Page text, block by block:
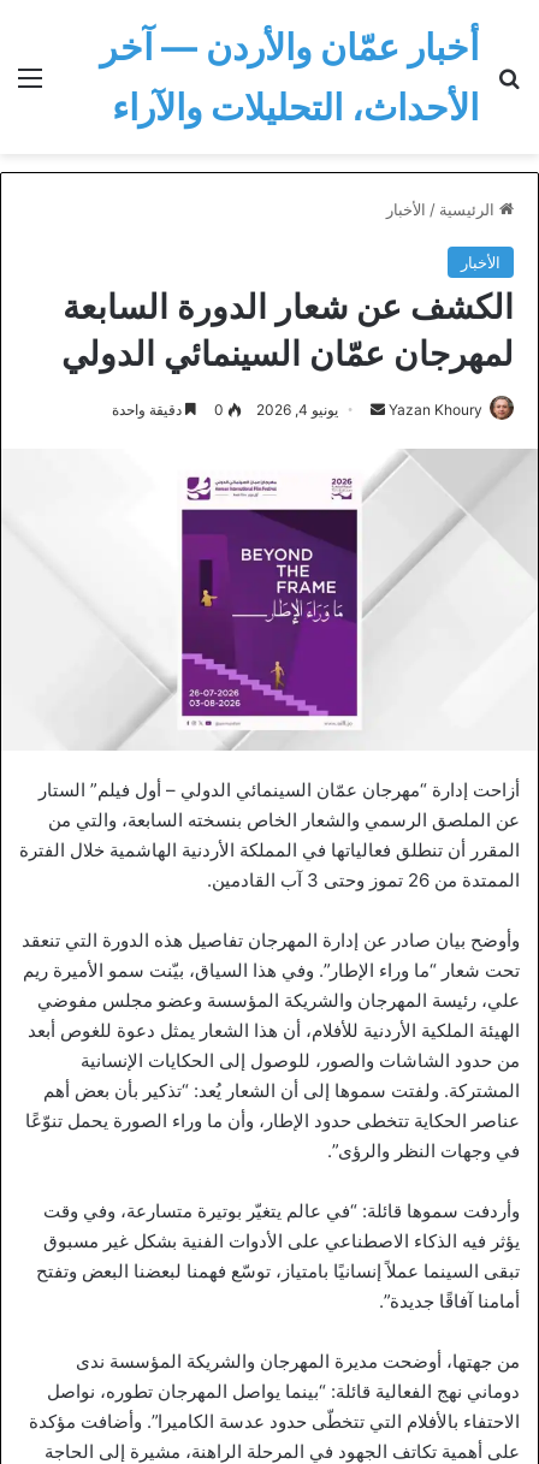
أخبار عمّان والأردن — آخر
الأحداث، التحليلات والآراء
الرئيسية / الأخبار
الأخبار
الكشف عن شعار الدورة السابعة
لمهرجان عمّان السينمائي الدولي
Yazan Khoury
أرسل يونيو 4, 2026 0 دقيقة واحدة
أزاحت إدارة “مهرجان عمّان السينمائي الدولي – أول فيلم” الستار
عن الملصق الرسمي والشعار الخاص بنسخته السابعة، والتي من
المقرر أن تنطلق فعالياتها في المملكة الأردنية الهاشمية خلال الفترة
الممتدة من 26 تموز وحتى 3 آب القادمين.
وأوضح بيان صادر عن إدارة المهرجان تفاصيل هذه الدورة التي تنعقد
تحت شعار “ما وراء الإطار”. وفي هذا السياق، بيّنت سمو الأميرة ريم
علي، رئيسة المهرجان والشريكة المؤسسة وعضو مجلس مفوضي
الهيئة الملكية الأردنية للأفلام، أن هذا الشعار يمثل دعوة للغوص أبعد
من حدود الشاشات والصور، للوصول إلى الحكايات الإنسانية
المشتركة. ولفتت سموها إلى أن الشعار يُعد: “تذكير بأن بعض أهم
عناصر الحكاية تتخطى حدود الإطار، وأن ما وراء الصورة يحمل تنوّعًا
في وجهات النظر والرؤى”.
وأردفت سموها قائلة: “في عالم يتغيّر بوتيرة متسارعة، وفي وقت
يؤثر فيه الذكاء الاصطناعي على الأدوات الفنية بشكل غير مسبوق
تبقى السينما عملاً إنسانيًا بامتياز، توسّع فهمنا لبعضنا البعض وتفتح
أمامنا آفاقًا جديدة”.
من جهتها، أوضحت مديرة المهرجان والشريكة المؤسسة ندى
دوماني نهج الفعالية قائلة: “بينما يواصل المهرجان تطوره، نواصل
الاحتفاء بالأفلام التي تتخطّى حدود عدسة الكاميرا”. وأضافت مؤكدة
على أهمية تكاتف الجهود في المرحلة الراهنة، مشيرة إلى الحاجة